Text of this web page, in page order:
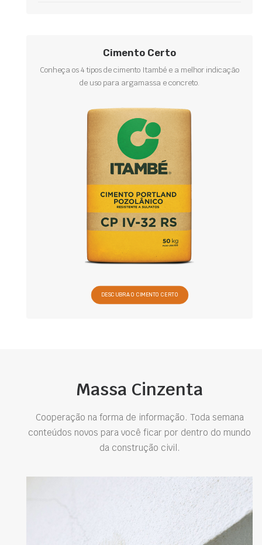
Cimento Certo
Conheça os 4 tipos de cimento Itambé e a melhor indicação
de uso para argamassa e concreto.
DESCUBRA O CIMENTO CERTO
Massa Cinzenta
Cooperação na forma de informação. Toda semana
conteúdos novos para você ficar por dentro do mundo
da construção civil.